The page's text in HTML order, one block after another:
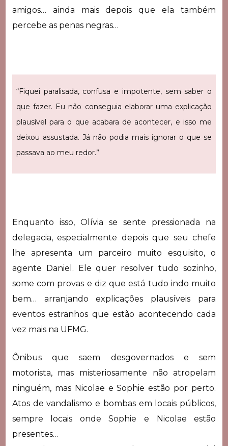
amigos… ainda mais depois que ela também
percebe as penas negras…
“Fiquei paralisada, confusa e impotente, sem saber o
que fazer. Eu não conseguia elaborar uma explicação
plausível para o que acabara de acontecer, e isso me
deixou assustada. Já não podia mais ignorar o que se
passava ao meu redor.”
Enquanto isso, Olívia se sente pressionada na
delegacia, especialmente depois que seu chefe
lhe apresenta um parceiro muito esquisito, o
agente Daniel. Ele quer resolver tudo sozinho,
some com provas e diz que está tudo indo muito
bem… arranjando explicações plausíveis para
eventos estranhos que estão acontecendo cada
vez mais na UFMG.
Ônibus que saem desgovernados e sem
motorista, mas misteriosamente não atropelam
ninguém, mas Nicolae e Sophie estão por perto.
Atos de vandalismo e bombas em locais públicos,
sempre locais onde Sophie e Nicolae estão
presentes…